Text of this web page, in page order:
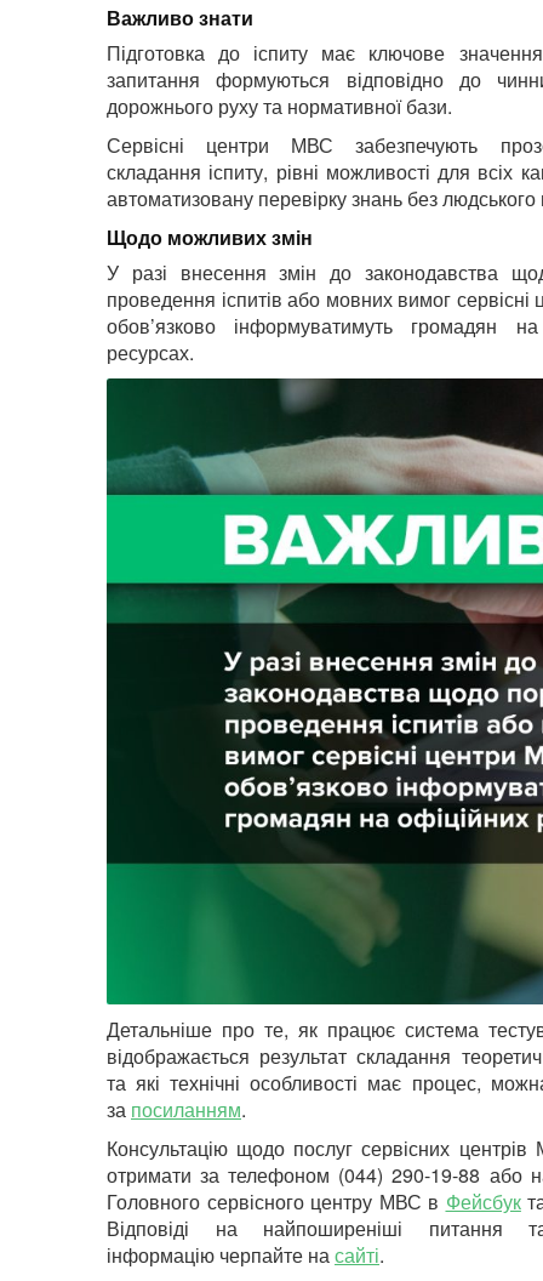
Важливо знати
Підготовка до іспиту має ключове
запитання формуються відповідно до
дорожнього руху та нормативної бази.
Сервісні центри МВС забезпечують
складання іспиту, рівні можливості для всіх
автоматизовану перевірку знань без
Щодо можливих змін
У разі внесення змін до законодавства
проведення іспитів або мовних вимог
обов’язково інформуватимуть громадян
ресурсах.
Детальніше про те, як працює система
відображається результат складання
та які технічні особливості має процес,
за посиланням.
Консультацію щодо послуг сервісних
отримати за телефоном (044) 290-19-88 або
Головного сервісного центру МВС в Фейсбук
Відповіді на найпоширеніші питання
інформацію черпайте насайті.